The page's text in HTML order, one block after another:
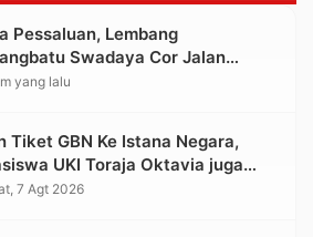
Pessaluan, Lembang
Swadaya Cor Jalan
yang lalu
Tiket GBN Ke Istana Negara,
UKI Toraja Oktavia juga
Pekan Seni Mahasiswa
7 Agt 2026